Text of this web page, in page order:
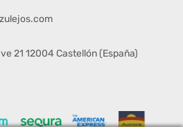
21 12004 Castellón (España)